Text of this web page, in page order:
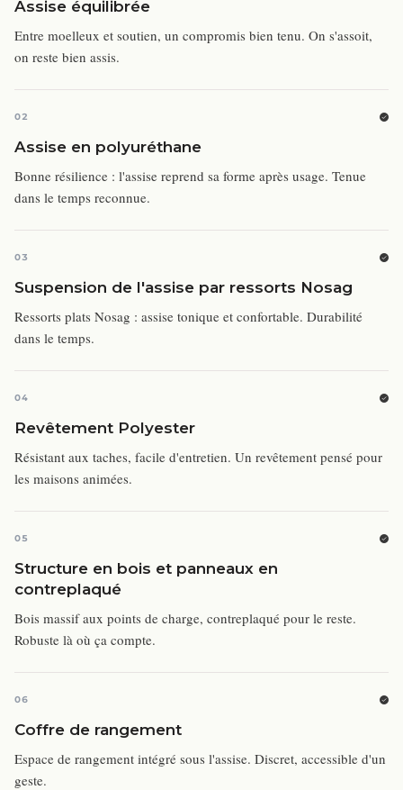
Assise équilibrée
Entre moelleux et soutien, un compromis bien tenu. On s'assoit,
on reste bien assis.
02
Assise en polyuréthane
Bonne résilience : l'assise reprend sa forme après usage. Tenue
dans le temps reconnue.
03
Suspension de l'assise par ressorts Nosag
Ressorts plats Nosag : assise tonique et confortable. Durabilité
dans le temps.
04
Revêtement Polyester
Résistant aux taches, facile d'entretien. Un revêtement pensé pour
les maisons animées.
05
Structure en bois et panneaux en
contreplaqué
Bois massif aux points de charge, contreplaqué pour le reste.
Robuste là où ça compte.
06
Coffre de rangement
Espace de rangement intégré sous l'assise. Discret, accessible d'un
geste.